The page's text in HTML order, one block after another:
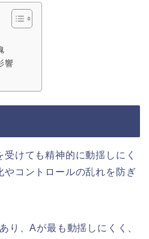
響
けても精神的に動揺しにく
やコントロールの乱れを防ぎ
り、Aが最も動揺しにくく、